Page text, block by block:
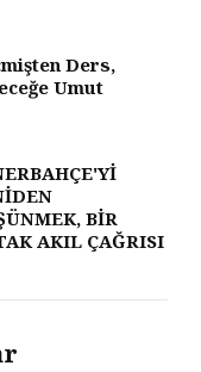
Ders,
Umut
BİR
AKIL ÇAĞRISI